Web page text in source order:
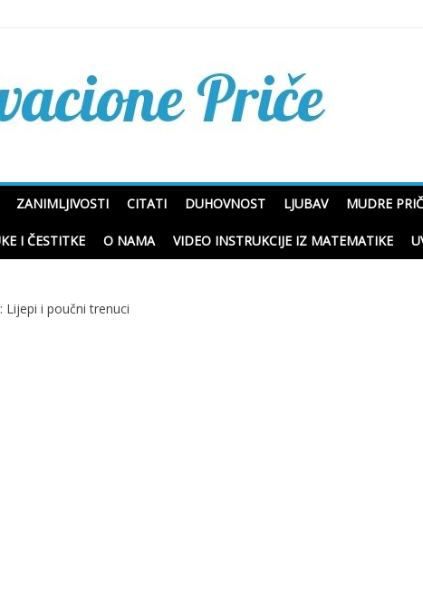
ZANIMLJIVOSTI CITATI DUHOVNOST LJUBAV MUDRE
I ČESTITKE O NAMA VIDEO INSTRUKCIJE IZ MATEMATIKE
Lijepi i poučni trenuci